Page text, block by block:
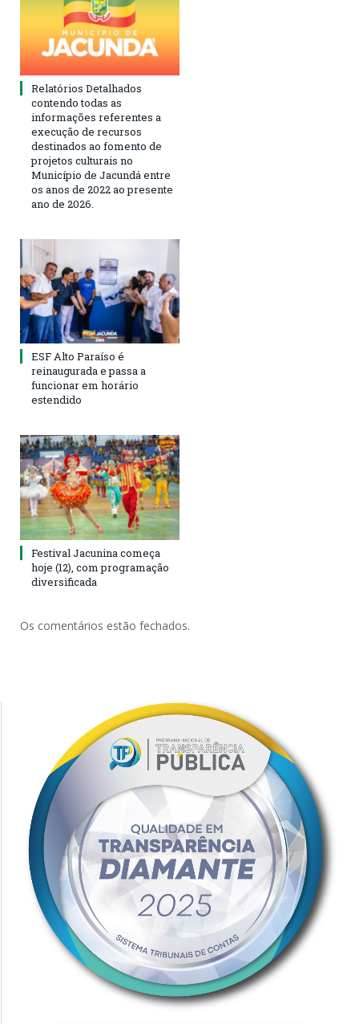
Relatórios Detalhados
contendo todas as
informações referentes a
execução de recursos
destinados ao fomento de
projetos culturais no
Município de Jacundá entre
os anos de 2022 ao presente
ano de 2026.
ESF Alto Paraíso é
reinaugurada e passa a
funcionar em horário
estendido
Festival Jacunina começa
hoje (12), com programação
diversificada
Os comentários estão fechados.